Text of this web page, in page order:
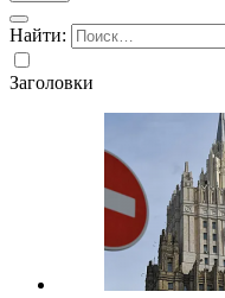
Найти:
Заголовки